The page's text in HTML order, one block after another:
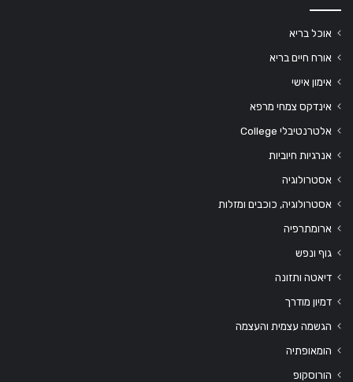
אוכל בריא
אורח חיים בריא
אימון אישי
אינדקס צמחי מרפא
אלטרנטיבלי College
אנרגיות חיוביות
אסטרולוגיה
אסטרולוגיה, כוכבים ומזלות
ארומתרפיה
גוף ונפש
דיאטה ותזונה
דמיון מודרך
הגשמה עצמית והעצמה
הומאופתיה
הורוסקופ